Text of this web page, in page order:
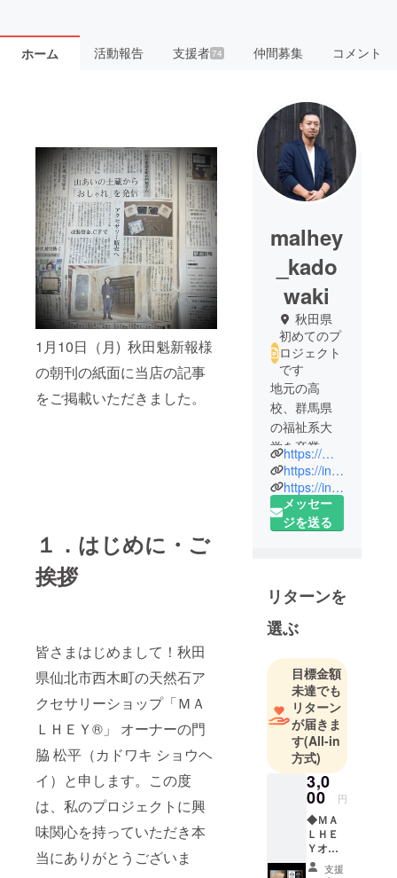
ホーム 活動報告 支援者74 仲間募集 コメント
1月10日（月) 秋田魁新報様
の朝刊の紙面に当店の記事
をご掲載いただきました。
１．はじめに・ご
挨拶
皆さまはじめまして！秋田
県仙北市西木町の天然石ア
クセサリーショップ「ＭＡ
ＬＨＥＹ®」 オーナーの門
脇 松平（カドワキ ショウヘ
イ）と申します。この度
は、私のプロジェクトに興
味関心を持っていただき本
当にありがとうございま
malhey
_kado
waki
秋田県
初めてのプ
ロジェクト
です
地元の高
校、群馬県
の福祉系大
学を卒業
後、地元仙
北市内の社
会福祉法人
で８年間勤
携わった経
験と「移住
者の方々が
地域おこし
活動に取り
組む中、も
ともとこの
地に住んで
いる自分達
若者が動か
ずにどうす
る！！」と
いう想いか
ら、自分の
https://malhey.com
https://instagram.com/syohei_kadowaki
https://instagram.com/malhey_official
メッセー
ジを送る
リターンを
選ぶ
目標金額
未達でも
リターン
が届きま
す(All-in
方式)
3,0
00 円
◆ＭＡ
ＬＨＥ
Ｙオー
ナーか
支援